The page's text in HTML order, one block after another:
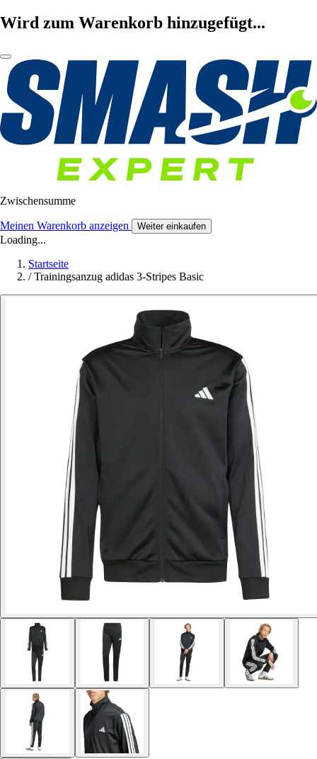
Wird zum Warenkorb hinzugefügt...
Zwischensumme
Meinen Warenkorb anzeigen Weiter einkaufen
Loading...
Startseite
/ Trainingsanzug adidas 3-Stripes Basic